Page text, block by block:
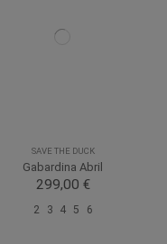
SAVE THE DUCK
Gabardina Abril
299,00 €
2 3 4 5 6